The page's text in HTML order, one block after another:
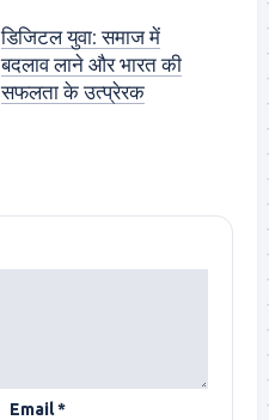
डिजिटल युवा: समाज में
बदलाव लाने और भारत की
सफलता के उत्प्रेरक
Email*